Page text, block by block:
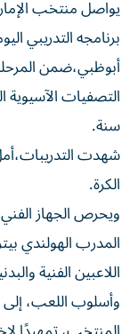
برنامجه التدريبي
أبوظبي،ضمن
سنة.
شهدت
الكرة.
ويحرص الجهاز
المدرب الهولندي
اللاعبين الفنية
وأسلوب اللعب،
المنتخب، تمهيدًا